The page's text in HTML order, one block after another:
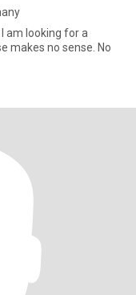
am looking for a
makes no sense. No